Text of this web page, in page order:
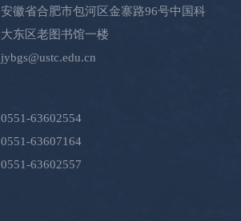
安徽省合肥市包河区金寨路96号中国科
大东区老图书馆一楼
jybgs@ustc.edu.cn
0551-63602554
0551-63607164
0551-63602557